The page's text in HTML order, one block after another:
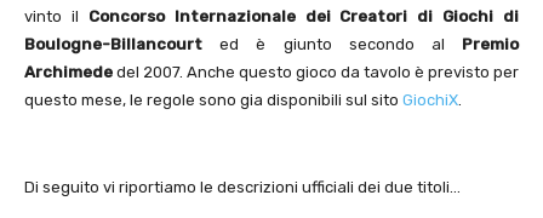
vinto il Concorso Internazionale dei Creatori di Giochi di
Boulogne-Billancourt ed è giunto secondo al Premio
Archimede del 2007. Anche questo gioco da tavolo è previsto per
questo mese, le regole sono gia disponibili sul sito GiochiX.
Di seguito vi riportiamo le descrizioni ufficiali dei due titoli…